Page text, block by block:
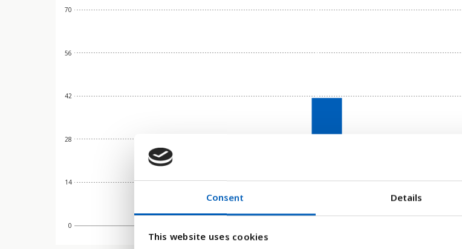
Consent Details
This website uses cookies
0
14
28
42
56
70
1979